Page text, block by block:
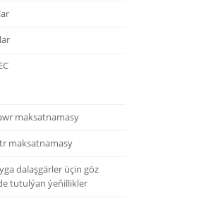
maksatnamasy
maksatnamasy
dalaşgärler üçin göz
tutulýan ýeňillikler